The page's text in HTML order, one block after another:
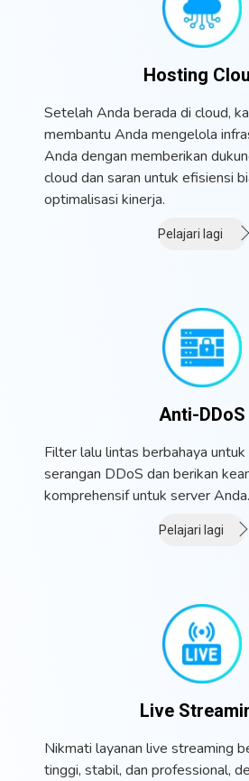
Hosting
Setelah Anda berada di cloud,
membantu Anda mengelola
Anda dengan memberikan
cloud dan saran untuk efisiensi
optimalisasi kinerja.
Pelajari lagi
Anti-DDoS
Filter lalu lintas berbahaya untuk
serangan DDoS dan berikan
komprehensif untuk server Anda.
Pelajari lagi
Live
Nikmati layanan live streaming
tinggi, stabil, dan professional,